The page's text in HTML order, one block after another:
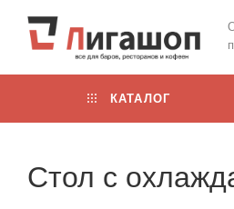
КАТАЛОГ
Стол с